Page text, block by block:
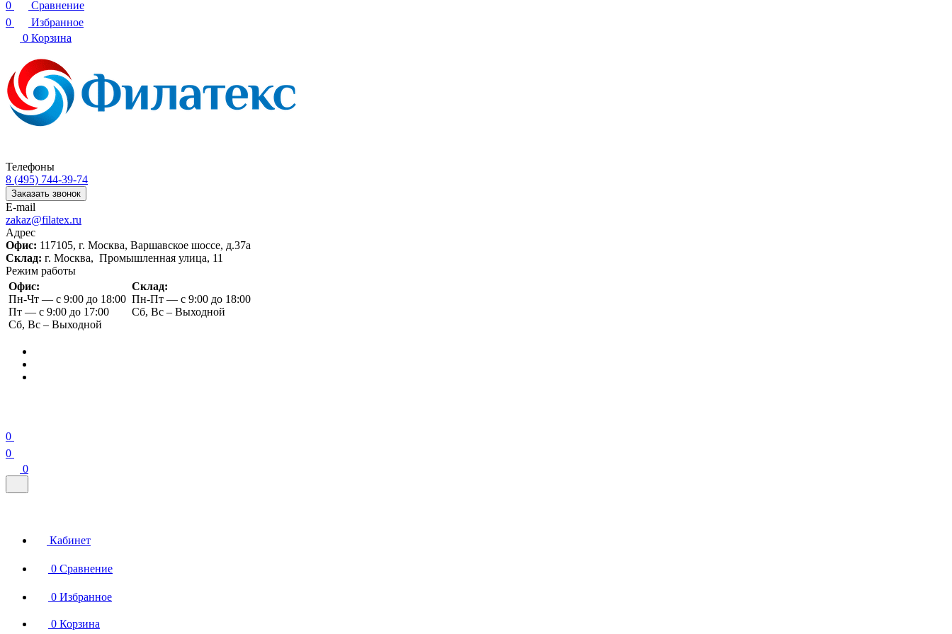
0
Сравнение
0
Избранное
0 Корзина
Телефоны
8 (495) 744-39-74
Заказать звонок
E-mail
zakaz@filatex.ru
Адрес
Офис: 117105, г. Москва, Варшавское шоссе, д.37а
Склад: г. Москва, Промышленная улица, 11
Режим работы
Офис:
Пн-Чт — с 9:00 до 18:00
Пт — с 9:00 до 17:00
Сб, Вс – Выходной
Склад:
Пн-Пт — с 9:00 до 18:00
Сб, Вс – Выходной
0
0
0
Кабинет
0 Сравнение
0 Избранное
0 Корзина